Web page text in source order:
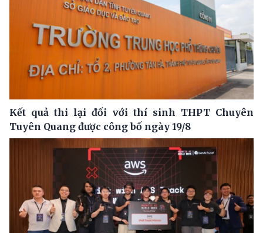
Kết quả thi lại đối với thí sinh THPT Chuyên
Tuyên Quang được công bố ngày 19/8